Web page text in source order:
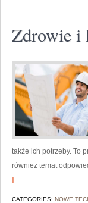
Zdrowie i
także ich potrzeby. To
również temat
]
CATEGORIES: NOWE